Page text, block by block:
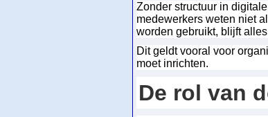
Zonder structuur in
medewerkers weten niet
worden gebruikt, blijft
Dit geldt vooral voor
moet inrichten.
De rol van